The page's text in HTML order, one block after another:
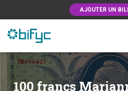
AJOUTER UN
100 francs